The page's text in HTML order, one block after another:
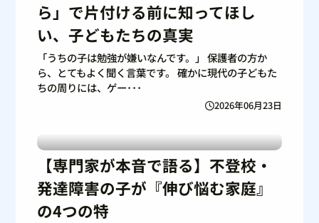
ら」で片付ける前に知ってほし
い、子どもたちの真実
2026年06月23日
「うちの子は勉強が嫌いなんです。」 保護者の方か
ら、とてもよく聞く言葉です。 確かに現代の子どもた
ちの周りには、ゲー･･･
【専門家が本音で語る】不登校・
発達障害の子が『伸び悩む家庭』
の4つの特